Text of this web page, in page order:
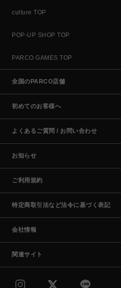
culture TOP
POP-UP SHOP TOP
PARCO GAMES TOP
全国のPARCO店舗
初めてのお客様へ
よくあるご質問 / お問い合わせ
お知らせ
ご利用規約
特定商取引法など法令に基づく表記
会社情報
関連サイト